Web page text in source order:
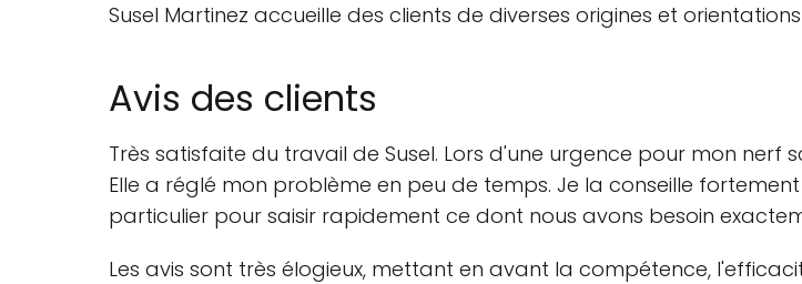
Susel Martinez accueille des clients de diverses origines et
Avis des clients
Très satisfaite du travail de Susel. Lors d'une urgence pour mon nerf
Elle a réglé mon problème en peu de temps. Je la conseille
particulier pour saisir rapidement ce dont nous avons besoin
Les avis sont très élogieux, mettant en avant la compétence,